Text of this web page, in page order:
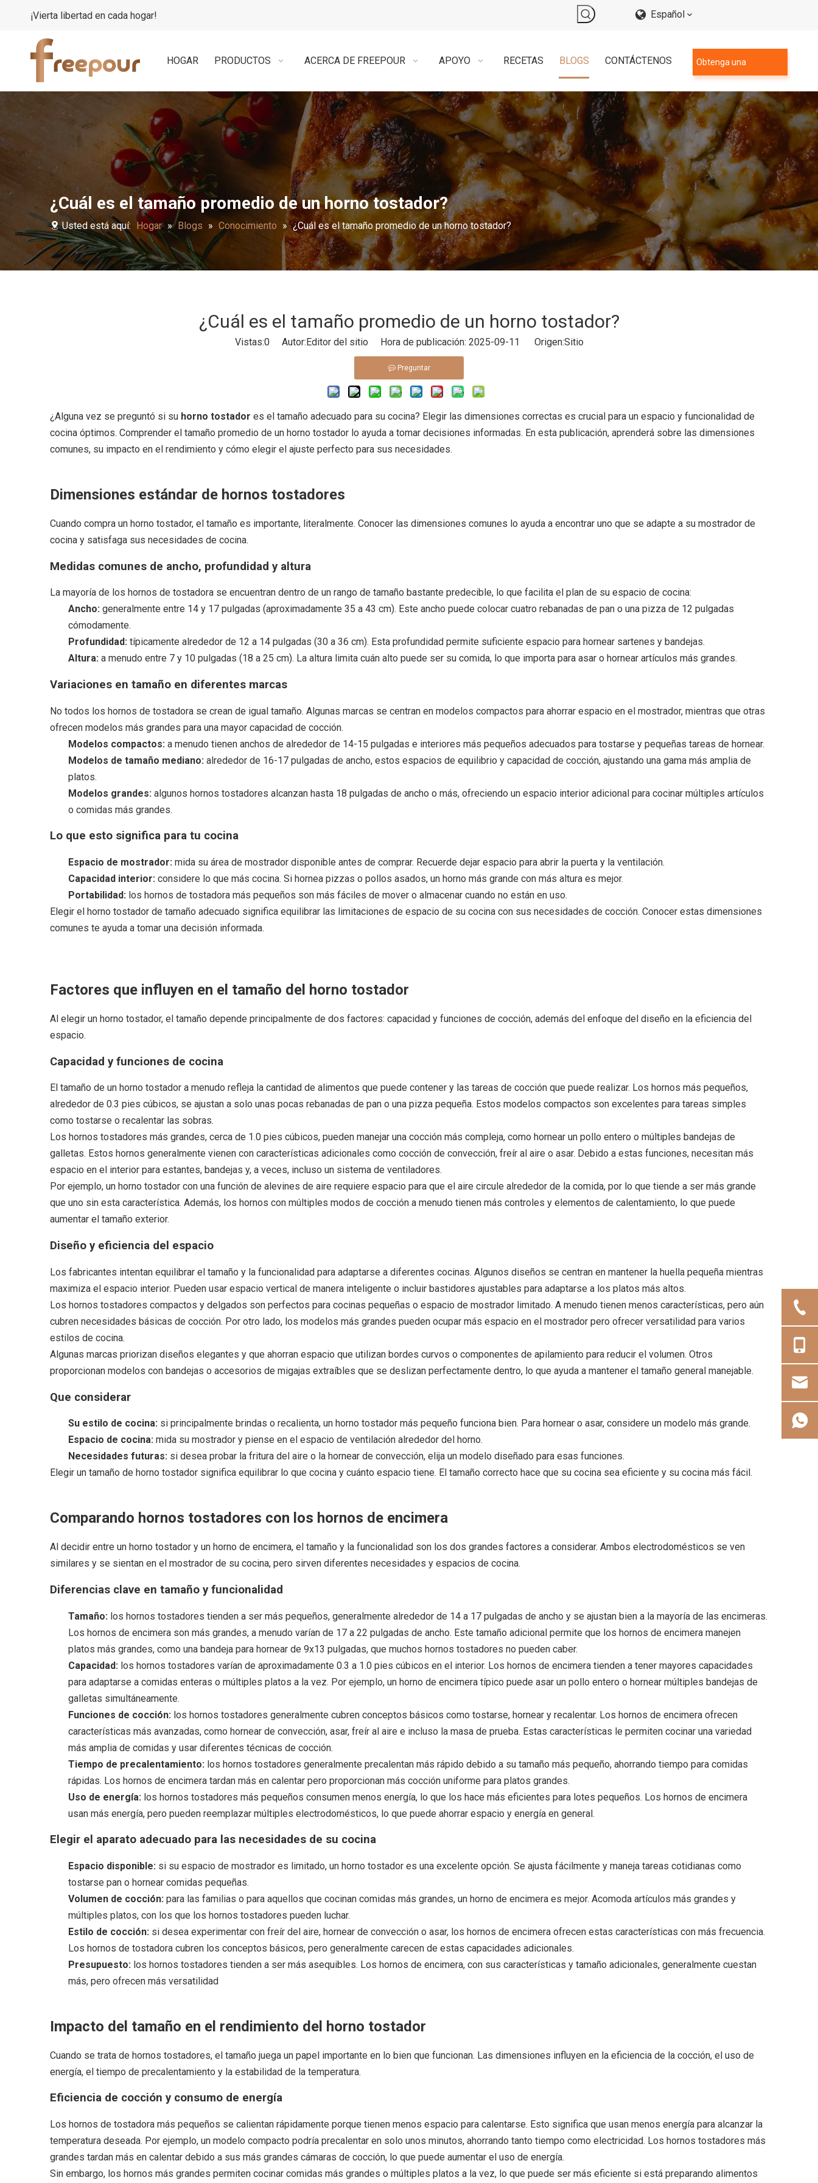
¡Vierta libertad en cada hogar! Español
HOGAR PRODUCTOS ACERCA DE FREEPOUR APOYO RECETAS BLOGS CONTÁCTENOS Obtenga una
¿Cuál es el tamaño promedio de un horno tostador?
Usted está aquí: Hogar » Blogs » Conocimiento » ¿Cuál es el tamaño promedio de un horno tostador?
¿Cuál es el tamaño promedio de un horno tostador?
Vistas:0Autor:Editor del sitio Hora de publicación: 2025-09-11 Origen:Sitio
Preguntar
¿Alguna vez se preguntó si su horno tostador es el tamaño adecuado para su cocina? Elegir las dimensiones correctas es crucial para un espacio y funcionalidad de
cocina óptimos. Comprender el tamaño promedio de un horno tostador lo ayuda a tomar decisiones informadas. En esta publicación, aprenderá sobre las dimensiones
comunes, su impacto en el rendimiento y cómo elegir el ajuste perfecto para sus necesidades.
Dimensiones estándar de hornos tostadores
Cuando compra un horno tostador, el tamaño es importante, literalmente. Conocer las dimensiones comunes lo ayuda a encontrar uno que se adapte a su mostrador de
cocina y satisfaga sus necesidades de cocina.
Medidas comunes de ancho, profundidad y altura
La mayoría de los hornos de tostadora se encuentran dentro de un rango de tamaño bastante predecible, lo que facilita el plan de su espacio de cocina:
Ancho: generalmente entre 14 y 17 pulgadas (aproximadamente 35 a 43 cm). Este ancho puede colocar cuatro rebanadas de pan o una pizza de 12 pulgadas
cómodamente.
Profundidad: típicamente alrededor de 12 a 14 pulgadas (30 a 36 cm). Esta profundidad permite suficiente espacio para hornear sartenes y bandejas.
Altura: a menudo entre 7 y 10 pulgadas (18 a 25 cm). La altura limita cuán alto puede ser su comida, lo que importa para asar o hornear artículos más grandes.
Variaciones en tamaño en diferentes marcas
No todos los hornos de tostadora se crean de igual tamaño. Algunas marcas se centran en modelos compactos para ahorrar espacio en el mostrador, mientras que otras
ofrecen modelos más grandes para una mayor capacidad de cocción.
Modelos compactos: a menudo tienen anchos de alrededor de 14-15 pulgadas e interiores más pequeños adecuados para tostarse y pequeñas tareas de hornear.
Modelos de tamaño mediano: alrededor de 16-17 pulgadas de ancho, estos espacios de equilibrio y capacidad de cocción, ajustando una gama más amplia de
platos.
Modelos grandes: algunos hornos tostadores alcanzan hasta 18 pulgadas de ancho o más, ofreciendo un espacio interior adicional para cocinar múltiples artículos
o comidas más grandes.
Lo que esto significa para tu cocina
Espacio de mostrador: mida su área de mostrador disponible antes de comprar. Recuerde dejar espacio para abrir la puerta y la ventilación.
Capacidad interior: considere lo que más cocina. Si hornea pizzas o pollos asados, un horno más grande con más altura es mejor.
Portabilidad: los hornos de tostadora más pequeños son más fáciles de mover o almacenar cuando no están en uso.
Elegir el horno tostador de tamaño adecuado significa equilibrar las limitaciones de espacio de su cocina con sus necesidades de cocción. Conocer estas dimensiones
comunes te ayuda a tomar una decisión informada.
Factores que influyen en el tamaño del horno tostador
Al elegir un horno tostador, el tamaño depende principalmente de dos factores: capacidad y funciones de cocción, además del enfoque del diseño en la eficiencia del
espacio.
Capacidad y funciones de cocina
El tamaño de un horno tostador a menudo refleja la cantidad de alimentos que puede contener y las tareas de cocción que puede realizar. Los hornos más pequeños,
alrededor de 0.3 pies cúbicos, se ajustan a solo unas pocas rebanadas de pan o una pizza pequeña. Estos modelos compactos son excelentes para tareas simples
como tostarse o recalentar las sobras.
Los hornos tostadores más grandes, cerca de 1.0 pies cúbicos, pueden manejar una cocción más compleja, como hornear un pollo entero o múltiples bandejas de
galletas. Estos hornos generalmente vienen con características adicionales como cocción de convección, freír al aire o asar. Debido a estas funciones, necesitan más
espacio en el interior para estantes, bandejas y, a veces, incluso un sistema de ventiladores.
Por ejemplo, un horno tostador con una función de alevines de aire requiere espacio para que el aire circule alrededor de la comida, por lo que tiende a ser más grande
que uno sin esta característica. Además, los hornos con múltiples modos de cocción a menudo tienen más controles y elementos de calentamiento, lo que puede
aumentar el tamaño exterior.
Diseño y eficiencia del espacio
Los fabricantes intentan equilibrar el tamaño y la funcionalidad para adaptarse a diferentes cocinas. Algunos diseños se centran en mantener la huella pequeña mientras
maximiza el espacio interior. Pueden usar espacio vertical de manera inteligente o incluir bastidores ajustables para adaptarse a los platos más altos.
Los hornos tostadores compactos y delgados son perfectos para cocinas pequeñas o espacio de mostrador limitado. A menudo tienen menos características, pero aún
cubren necesidades básicas de cocción. Por otro lado, los modelos más grandes pueden ocupar más espacio en el mostrador pero ofrecer versatilidad para varios
estilos de cocina.
Algunas marcas priorizan diseños elegantes y que ahorran espacio que utilizan bordes curvos o componentes de apilamiento para reducir el volumen. Otros
proporcionan modelos con bandejas o accesorios de migajas extraíbles que se deslizan perfectamente dentro, lo que ayuda a mantener el tamaño general manejable.
Que considerar
Su estilo de cocina: si principalmente brindas o recalienta, un horno tostador más pequeño funciona bien. Para hornear o asar, considere un modelo más grande.
Espacio de cocina: mida su mostrador y piense en el espacio de ventilación alrededor del horno.
Necesidades futuras: si desea probar la fritura del aire o la hornear de convección, elija un modelo diseñado para esas funciones.
Elegir un tamaño de horno tostador significa equilibrar lo que cocina y cuánto espacio tiene. El tamaño correcto hace que su cocina sea eficiente y su cocina más fácil.
Comparando hornos tostadores con los hornos de encimera
Al decidir entre un horno tostador y un horno de encimera, el tamaño y la funcionalidad son los dos grandes factores a considerar. Ambos electrodomésticos se ven
similares y se sientan en el mostrador de su cocina, pero sirven diferentes necesidades y espacios de cocina.
Diferencias clave en tamaño y funcionalidad
Tamaño: los hornos tostadores tienden a ser más pequeños, generalmente alrededor de 14 a 17 pulgadas de ancho y se ajustan bien a la mayoría de las encimeras.
Los hornos de encimera son más grandes, a menudo varían de 17 a 22 pulgadas de ancho. Este tamaño adicional permite que los hornos de encimera manejen
platos más grandes, como una bandeja para hornear de 9x13 pulgadas, que muchos hornos tostadores no pueden caber.
Capacidad: los hornos tostadores varían de aproximadamente 0.3 a 1.0 pies cúbicos en el interior. Los hornos de encimera tienden a tener mayores capacidades
para adaptarse a comidas enteras o múltiples platos a la vez. Por ejemplo, un horno de encimera típico puede asar un pollo entero o hornear múltiples bandejas de
galletas simultáneamente.
Funciones de cocción: los hornos tostadores generalmente cubren conceptos básicos como tostarse, hornear y recalentar. Los hornos de encimera ofrecen
características más avanzadas, como hornear de convección, asar, freír al aire e incluso la masa de prueba. Estas características le permiten cocinar una variedad
más amplia de comidas y usar diferentes técnicas de cocción.
Tiempo de precalentamiento: los hornos tostadores generalmente precalentan más rápido debido a su tamaño más pequeño, ahorrando tiempo para comidas
rápidas. Los hornos de encimera tardan más en calentar pero proporcionan más cocción uniforme para platos grandes.
Uso de energía: los hornos tostadores más pequeños consumen menos energía, lo que los hace más eficientes para lotes pequeños. Los hornos de encimera
usan más energía, pero pueden reemplazar múltiples electrodomésticos, lo que puede ahorrar espacio y energía en general.
Elegir el aparato adecuado para las necesidades de su cocina
Espacio disponible: si su espacio de mostrador es limitado, un horno tostador es una excelente opción. Se ajusta fácilmente y maneja tareas cotidianas como
tostarse pan o hornear comidas pequeñas.
Volumen de cocción: para las familias o para aquellos que cocinan comidas más grandes, un horno de encimera es mejor. Acomoda artículos más grandes y
múltiples platos, con los que los hornos tostadores pueden luchar.
Estilo de cocción: si desea experimentar con freír del aire, hornear de convección o asar, los hornos de encimera ofrecen estas características con más frecuencia.
Los hornos de tostadora cubren los conceptos básicos, pero generalmente carecen de estas capacidades adicionales.
Presupuesto: los hornos tostadores tienden a ser más asequibles. Los hornos de encimera, con sus características y tamaño adicionales, generalmente cuestan
más, pero ofrecen más versatilidad
Impacto del tamaño en el rendimiento del horno tostador
Cuando se trata de hornos tostadores, el tamaño juega un papel importante en lo bien que funcionan. Las dimensiones influyen en la eficiencia de la cocción, el uso de
energía, el tiempo de precalentamiento y la estabilidad de la temperatura.
Eficiencia de cocción y consumo de energía
Los hornos de tostadora más pequeños se calientan rápidamente porque tienen menos espacio para calentarse. Esto significa que usan menos energía para alcanzar la
temperatura deseada. Por ejemplo, un modelo compacto podría precalentar en solo unos minutos, ahorrando tanto tiempo como electricidad. Los hornos tostadores más
grandes tardan más en calentar debido a sus más grandes cámaras de cocción, lo que puede aumentar el uso de energía.
Sin embargo, los hornos más grandes permiten cocinar comidas más grandes o múltiples platos a la vez, lo que puede ser más eficiente si está preparando alimentos